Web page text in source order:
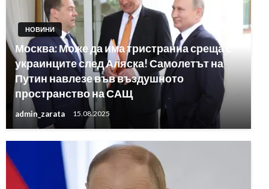
НОВИНИ
Москва: Може да има тристранна среща с
украинците след Аляска! Самолетът на
Путин навлезе във въздушното
пространство на САЩ
admin_zarata 15.08.2025